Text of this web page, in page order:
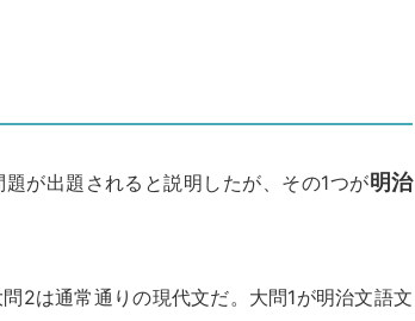
が出題されると説明したが、その1つが明治
2は通常通りの現代文だ。大問1が明治文語文